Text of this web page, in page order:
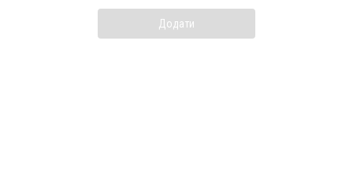
Додати